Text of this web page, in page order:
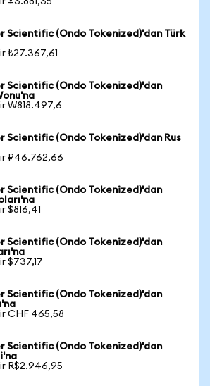
Scientific (Ondo Tokenized)'dan Türk
₺27.367,61
Scientific (Ondo Tokenized)'dan
₩818.497,6
Scientific (Ondo Tokenized)'dan Rus
₽46.762,66
Scientific (Ondo Tokenized)'dan
$816,41
Scientific (Ondo Tokenized)'dan
$737,17
Scientific (Ondo Tokenized)'dan
CHF 465,58
Scientific (Ondo Tokenized)'dan
R$2.946,95